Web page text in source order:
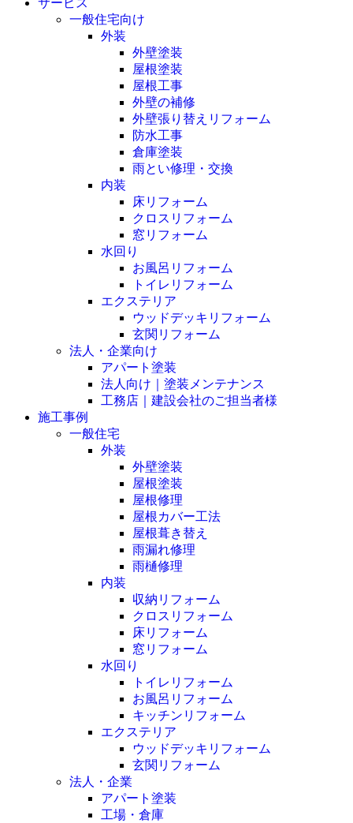
一般住宅向け
外装
外壁塗装
屋根塗装
屋根工事
外壁の補修
外壁張り替えリフォーム
防水工事
倉庫塗装
雨とい修理・交換
内装
床リフォーム
クロスリフォーム
窓リフォーム
水回り
お風呂リフォーム
トイレリフォーム
エクステリア
ウッドデッキリフォーム
玄関リフォーム
法人・企業向け
アパート塗装
法人向け｜塗装メンテナンス
工務店｜建設会社のご担当者様
施工事例
一般住宅
外装
外壁塗装
屋根塗装
屋根修理
屋根カバー工法
屋根葺き替え
雨漏れ修理
雨樋修理
内装
収納リフォーム
クロスリフォーム
床リフォーム
窓リフォーム
水回り
トイレリフォーム
お風呂リフォーム
キッチンリフォーム
エクステリア
ウッドデッキリフォーム
玄関リフォーム
法人・企業
アパート塗装
工場・倉庫